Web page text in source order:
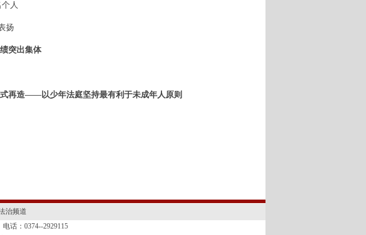
人
扬
突出集体
再造——以少年法庭坚持最有利于未成年人原则
治频道
电话：0374--2929115